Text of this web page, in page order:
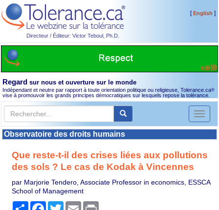
Directeur / Éditeur: Victor Teboul, Ph.D.
[English ]
Regard sur nous et ouverture sur le monde
Indépendant et neutre par rapport à toute orientation politique ou religieuse, Tolerance.ca®
vise à promouvoir les grands principes démocratiques sur lesquels repose la tolérance.
Toggle
Observatoire des droits humains
Que reste-t-il des crises liées aux pollutions
des sols ? Le cas de Kodak à Vincennes
par Marjorie Tendero, Associate Professor in economics, ESSCA
School of Management
PartagerFacebook
TwitterEmail